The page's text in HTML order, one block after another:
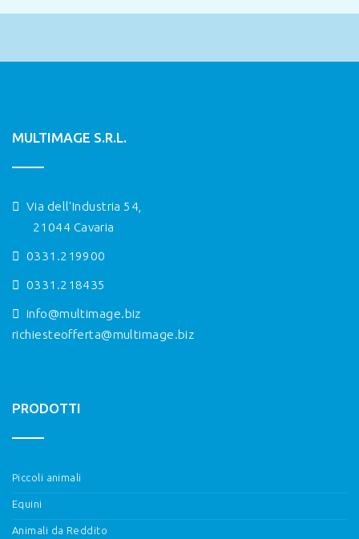
MULTIMAGE S.R.L.
Via dell'Industria 54,
21044 Cavaria
0331.219900
0331.218435
info@multimage.biz
richiesteofferta@multimage.biz
PRODOTTI
Piccoli animali
Equini
Animali da Reddito